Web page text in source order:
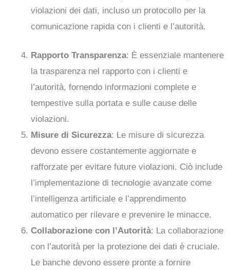
violazioni dei dati, incluso un protocollo per la
comunicazione rapida con i clienti e l’autorità.
Rapporto Transparenza: È essenziale mantenere
la trasparenza nel rapporto con i clienti e
l’autorità, fornendo informazioni complete e
tempestive sulla portata e sulle cause delle
violazioni.
Misure di Sicurezza: Le misure di sicurezza
devono essere costantemente aggiornate e
rafforzate per evitare future violazioni. Ciò include
l’implementazione di tecnologie avanzate come
l’intelligenza artificiale e l’apprendimento
automatico per rilevare e prevenire le minacce.
Collaborazione con l’Autorità: La collaborazione
con l’autorità per la protezione dei dati è cruciale.
Le banche devono essere pronte a fornire